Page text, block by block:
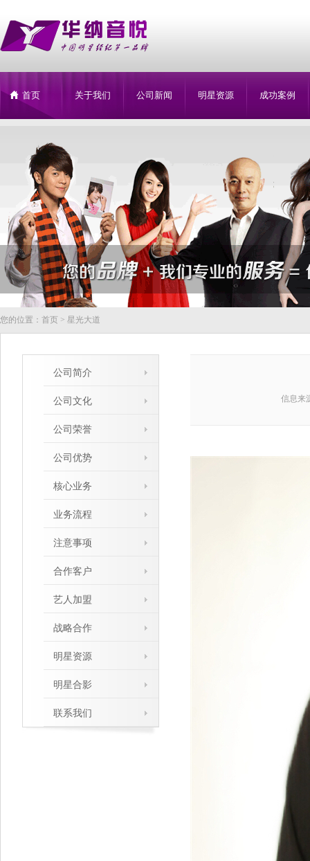
首页 关于我们 公司新闻 明星资源 成功案例
您的位置： 首页 > 星光大道
公司简介
公司文化
公司荣誉
公司优势
核心业务
业务流程
注意事项
合作客户
艺人加盟
战略合作
明星资源
明星合影
联系我们
信息来